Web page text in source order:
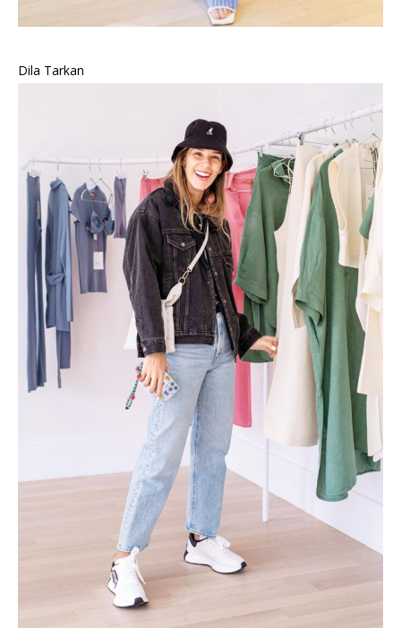
Dila Tarkan